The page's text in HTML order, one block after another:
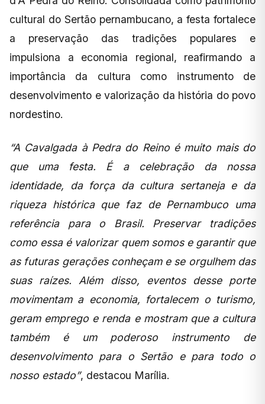
cultural do Sertão pernambucano, a festa fortalece
a preservação das tradições populares e
impulsiona a economia regional, reafirmando a
importância da cultura como instrumento de
desenvolvimento e valorização da história do povo
nordestino.
“A Cavalgada à Pedra do Reino é muito mais do
que uma festa. É a celebração da nossa
identidade, da força da cultura sertaneja e da
riqueza histórica que faz de Pernambuco uma
referência para o Brasil. Preservar tradições
como essa é valorizar quem somos e garantir que
as futuras gerações conheçam e se orgulhem das
suas raízes. Além disso, eventos desse porte
movimentam a economia, fortalecem o turismo,
geram emprego e renda e mostram que a cultura
também é um poderoso instrumento de
desenvolvimento para o Sertão e para todo o
nosso estado”, destacou Marília.